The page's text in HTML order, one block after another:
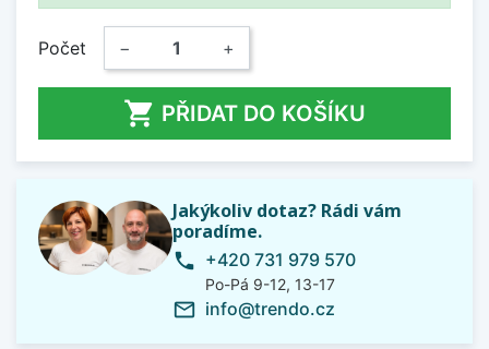
Počet − +
 PŘIDAT DO KOŠÍKU
Jakýkoliv dotaz? Rádi vám
poradíme.
phone +420 731 979 570
Po-Pá 9-12, 13-17
mail_outline info@trendo.cz